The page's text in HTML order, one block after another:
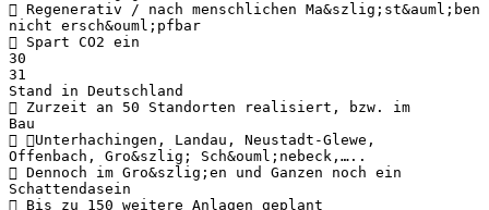
 Regenerativ / nach menschlichen Ma&szlig;st&auml;ben
nicht ersch&ouml;pfbar
 Spart CO2 ein
30
31
Stand in Deutschland
 Zurzeit an 50 Standorten realisiert, bzw. im
Bau
 Unterhachingen, Landau, Neustadt-Glewe,
Offenbach, Gro&szlig; Sch&ouml;nebeck,…..
 Dennoch im Gro&szlig;en und Ganzen noch ein
Schattendasein
 Bis zu 150 weitere Anlagen geplant